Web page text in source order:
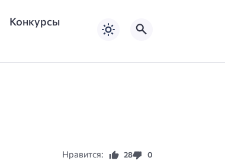
Конкурсы
Нравится: 28 0